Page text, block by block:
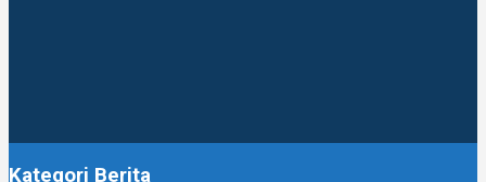
Kategori Berita